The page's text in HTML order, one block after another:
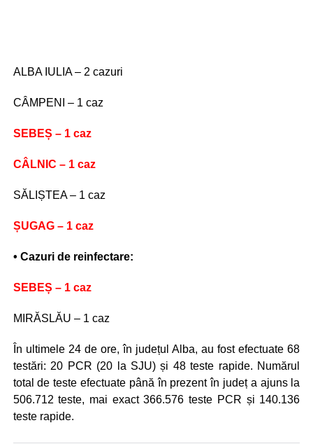
ALBA IULIA – 2 cazuri
CÂMPENI – 1 caz
SEBEȘ – 1 caz
CÂLNIC – 1 caz
SĂLIȘTEA – 1 caz
ȘUGAG – 1 caz
• Cazuri de reinfectare:
SEBEȘ – 1 caz
MIRĂSLĂU – 1 caz
În ultimele 24 de ore, în județul Alba, au fost efectuate 68
testări: 20 PCR (20 la SJU) și 48 teste rapide. Numărul
total de teste efectuate până în prezent în județ a ajuns la
506.712 teste, mai exact 366.576 teste PCR și 140.136
teste rapide.